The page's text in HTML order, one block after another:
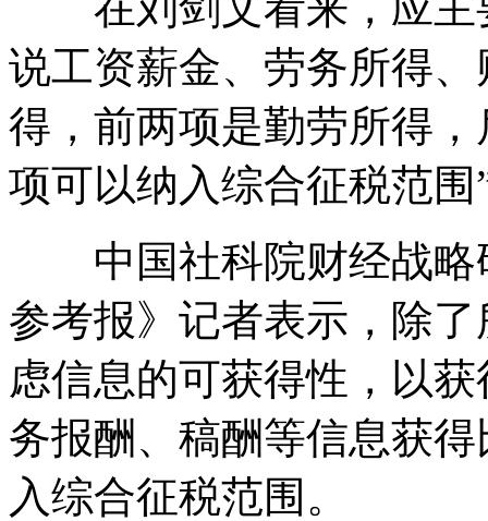
说工资薪金、劳务所得
得，前两项是勤劳所得
项可以纳入综合征税范围
中国社科院财经战略
参考报》记者表示，除
虑信息的可获得性，以
务报酬、稿酬等信息获
入综合征税范围。